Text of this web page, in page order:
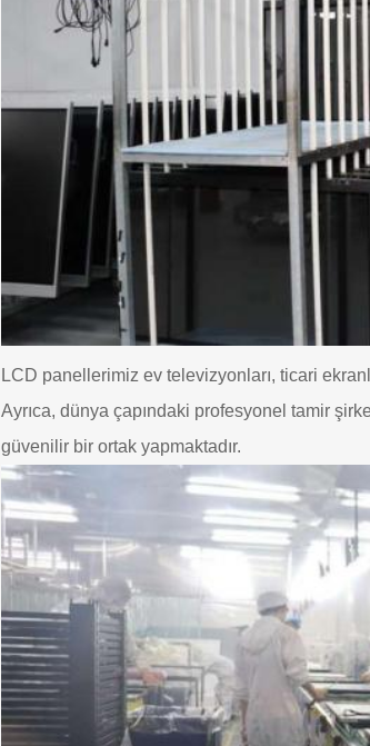
LCD panellerimiz ev televizyonları, ticari
Ayrıca, dünya çapındaki profesyonel tamir
güvenilir bir ortak yapmaktadır.